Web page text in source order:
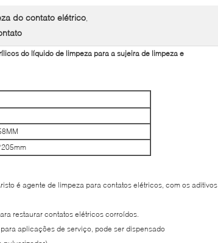
do contato elétrico,
do líquido de limpeza para a sujeira de limpeza e
é agente de limpeza para contatos elétricos, com os aditivos
restaurar contatos elétricos corroídos.
aplicações de serviço, pode ser dispensado